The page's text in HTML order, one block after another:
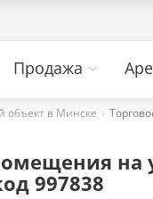
Продажа
объект в Минске
на
997838